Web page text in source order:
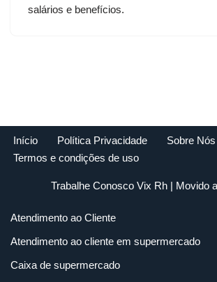
salários e benefícios.
Início Política Privacidade
Sobre Nós
Termos e condições de uso
Trabalhe Conosco Vix Rh| Movido a
Atendimento ao Cliente
Atendimento ao cliente em supermercado
Caixa de supermercado